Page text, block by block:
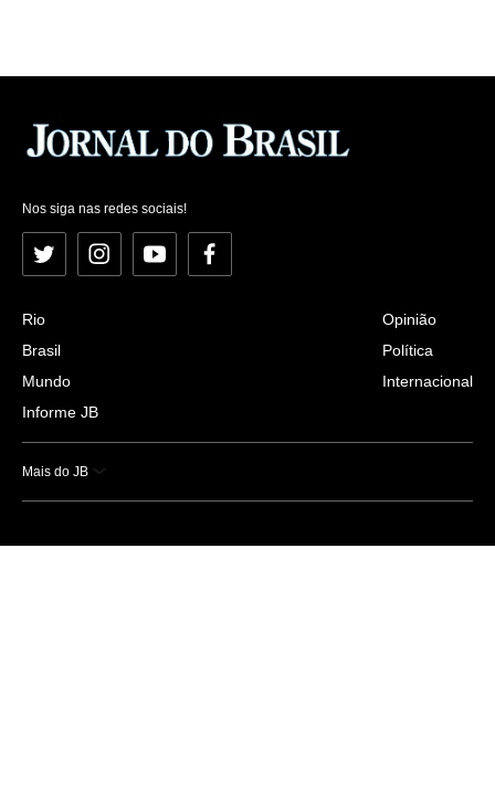
Nos siga nas redes sociais!
Twitter InstagramYouTubeFacebook
Rio
Brasil
Mundo
Informe JB
Opinião
Política
Internacional
Mais do JB
Esportes